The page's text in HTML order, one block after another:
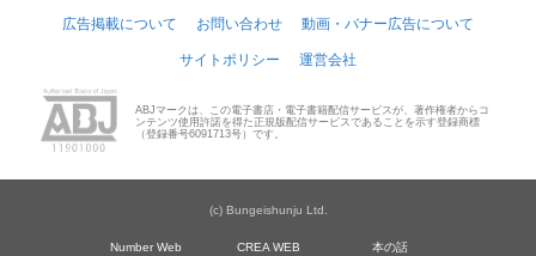
広告掲載について お問い合わせ 動画・バナー広告について
サイトポリシー 運営会社
ABJマークは、この電子書店・電子書籍配信サービスが、著作権者からコ
ンテンツ使用許諾を得た正規版配信サービスであることを示す登録商標
（登録番号6091713号）です。
(c) Bungeishunju Ltd.
Number Web CREA WEB 本の話